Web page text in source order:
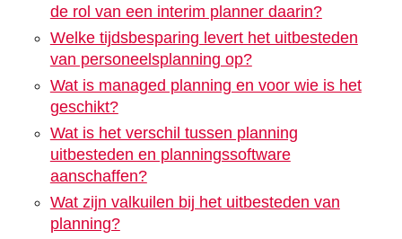
de rol van een interim planner daarin?
Welke tijdsbesparing levert het uitbesteden
van personeelsplanning op?
Wat is managed planning en voor wie is het
geschikt?
Wat is het verschil tussen planning
uitbesteden en planningssoftware
aanschaffen?
Wat zijn valkuilen bij het uitbesteden van
planning?